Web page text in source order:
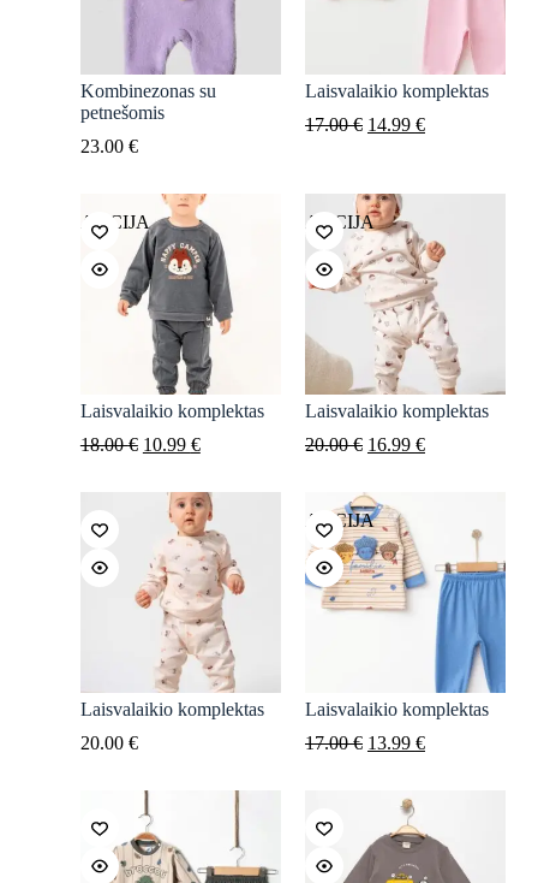
Kombinezonas su
petnešomis
23.00 €
Laisvalaikio komplektas
17.00€ Original
14.99 €Current
AKCIJA
Laisvalaikio komplektas
18.00€ Original
18.00 €.
10.99 €Current
10.99 €.
AKCIJA
Laisvalaikio komplektas
20.00€ Original
20.00 €.
16.99 €Current
Laisvalaikio komplektas
20.00 €
AKCIJA
Laisvalaikio komplektas
17.00€ Original
17.00 €.
13.99 €Current